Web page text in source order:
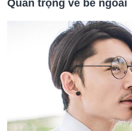
Quan trọng vẻ bề ngoài